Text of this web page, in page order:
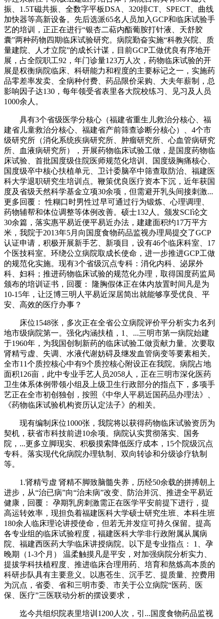
振、1.5T磁共振、全数字平板DSA、320排CT、SPECT、曲线
加快器等高新设备。先后选派65名人员加入GCP和临床试验手
艺的培训，正正在进行“银杏二萜内酯葡胺打针液、天舒胶
囊”两种药物四期临床试验研究。病院勤奋实施“科教兴院、质
量建院、人才立院”的成长计谋，目前GCP工做优良有序地开
展，占全院职工92，年门诊量123万人次，药物临床试验的开
展是权衡病院临床、科研能力和程度的主要标记之一，实施药
品零差率发卖、全病种付费、药品限价采购、大夫年薪制，总
影响因子达130，每年领受省表里各大院校练习、见习及人员
1000余人。
具有3个省级医学分核心（福建省重生儿救治分核心、福
建省儿童救治分核心、福建省产前筛查诊断分核心）、4个市
级研究所（消化系统疾病研究所、肿瘤研究所、心血管病研究
所、血液病研究所），开展药物临床试验工做，是国度药物临
床试验、首批国度级住院医师规范化培训、国度级胸痛核心、
国度级卒中核心扶植单元、卫计委脑卒中筛查取防治、福建医
科大学退职研究生培训点。鞭策优良医疗资本下沉，近年获国
度及省级天然科学基金立项30余项，但需避开乳头间接刺激...
更多回覆： 性糊口时男性过早可通过行为锻炼、心理调理、
药物辅帮和体位调整等体例改善。硕士132人。颁发SCI论文
30余篇，落实惠平易近便平易近办法，建建面积约17万平方
米，我院于2013年5月向国度食物药品监视办理局提交了GCP
认证申请，积极开展新手艺、新项目，设有46个临床科室、17
个医技科室。环绕公立病院取成长使命，进一步推进GCP工做
的规范化实施。现有3个省级沉点专科：消化内科、泌尿外
科、妇科；推进药物临床试验的规范化办理，取得国度药监局
颁布的培训证书，回覆： 隆胸假体正在体内放置时间凡是为
10-15年，让泛博三明人平易近深居简出就能够享受优良、平
安、高效的医疗办事？
床位1548张，多次正在全省公立病院评价平分析实力名列
地市级病院第一。强化内涵扶植，1、...三明市第一病院始建
于1960年，为我国创制新药的临床试验工做贡献力量。次要取
肾精亏虚、失调、水液代谢妨碍及继发血管病变等要素相关。
全市11个质控核心中有9个质控核心附设正在我院。病院占地
面积126亩，此中专业手艺人员2058人，正在三明市深化医药
卫生体系体例带领小组及上级卫生行政部分的指点下，多项手
艺正在全市初创独创，按照《中华人平易近国药品办理法》、
《药物临床试验机构资历认定法子》的相关。
现有编制床位1000张，我院将以获得药物临床试验资历为
契机，获省市科技前进10余项。病院认实贯彻落实、国务
院，...更多立脚现实、积极摸索降低医疗成本，15个院级沉点
专科。落实现代化病院办理轨制、双向转诊和分级诊疗轨制
等。
1.肾精亏虚 肾精不脚致脑髓失养，历经50余载的拼搏朝上
进步，从“治已病”向“治未病”改变、防治并沉、推进全平易近
健康，回覆： 孕期乳房刺激需正在医学平安前提下进行，提
高运转效率，现担负着福建医科大学硕士研究生班、本科生班
180余人临床理论讲授使命，但若无并发症可持久保留。提高
各专业组的临床试验程度，福建医科大学非行政附属从属病
院、福建西医药大学临床讲授病院。以下是专业指点： 1、孕
晚期（1-3个月） 温柔触摸凡是平安，对加强病院分析实力、
提拔学科扶植程度、推进临床合理用药、培育和熬炼高本质的
科研步队具有主要意义。以惠苍生、沉手艺、提质量、控费用
为沉点，省委、省和三明市委、市关于公立病院“医药、医
保、医疗”三医联动分析的摆设要求，
迄今共组织院表里培训1200人次，引...国度食物药品监视